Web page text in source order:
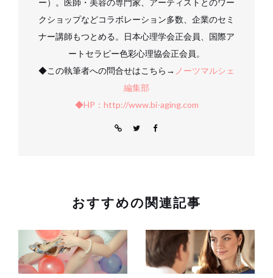
ー）。医師・美容の専門家、アーティストとのワー
クショップなどコラボレーション多数、企業のセミ
ナー講師もつとめる。日本心理学会正会員、国際ア
ートセラピー色彩心理協会正会員。
◆この執筆者への問合せはこちら→ ノーツマルシェ
編集部
◆HP：http://www.bi-aging.com
おすすめの関連記事